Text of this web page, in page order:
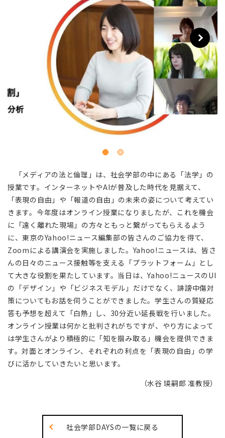
Next
「メディアの法と倫理」は、社会学部の中にある「法学」の
授業です。インターネットやAIが普及した時代を見据えて、
「表現の自由」や「報道の自由」の未来の姿について考えてい
きます。今年度はオンライン授業になりましたが、これを機会
に「遠く離れた現場」の方々ともっと繋がってもらえるよう
に、東京のYahoo!ニュース編集部の皆さんのご協力を得て、
Zoomによる講演会を実施しました。Yahoo!ニュースは、皆さ
んの日々のニュース接触等を支える「プラットフォーム」とし
て大きな役割を果たしています。当日は、Yahoo!ニュースのUI
の「デザイン」や「ビジネスモデル」だけでなく、誹謗中傷対
策についてもお話を伺うことができました。学生さんの質疑応
答も予想を超えて「白熱」し、30分近い延長戦を行いました。
オンライン授業は何かと批判されがちですが、やり方によって
は学生さんがより積極的に「知を掴み取る」機会を提供できま
す。対面とオンライン、それぞれの利点を「表現の自由」の学
びに活かしていきたいと思います。
（水谷 瑛嗣郎 准教授）
社会学部DAYSの一覧に戻る